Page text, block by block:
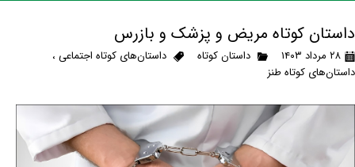
داستان کوتاه مریض و پزشک و بازرس
۲۸ مرداد ۱۴۰۳ داستان کوتاه داستان‌های کوتاه اجتماعی،
داستان‌های کوتاه طنز